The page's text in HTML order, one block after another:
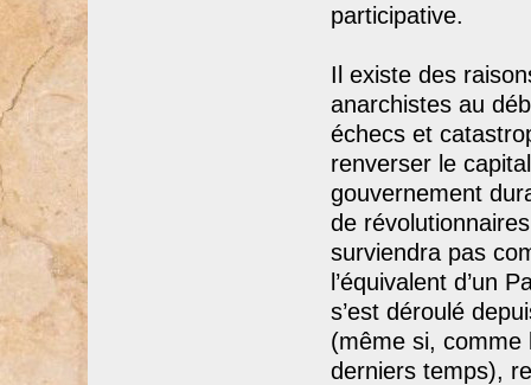
participative.
Il existe des
anarchistes au
échecs et
renverser le
gouvernement
de
surviendra pas
l’équivalent d’un
s’est déroulé
(même si, comme
derniers temps),